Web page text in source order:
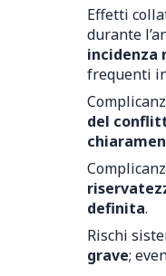
Effetti
durante
incidenza
frequenti
del
definita.
Rischi
grave;